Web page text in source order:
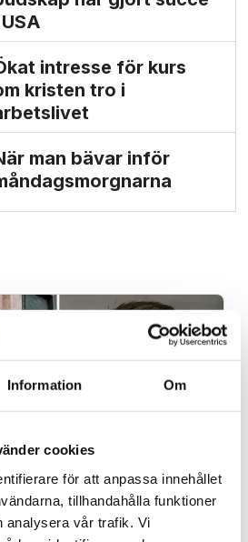
Information Om
cookies
för att anpassa innehållet
tillhandahålla funktioner
analysera vår trafik. Vi
intresse för kurs
kristen tro i
man bävar inför